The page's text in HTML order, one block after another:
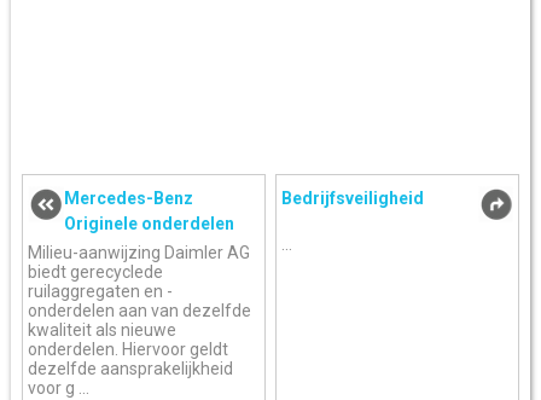
Mercedes-Benz
Originele onderdelen
Milieu-aanwijzing Daimler AG
biedt gerecyclede
ruilaggregaten en -
onderdelen aan van dezelfde
kwaliteit als nieuwe
onderdelen. Hiervoor geldt
dezelfde aansprakelijkheid
voor g ...
Bedrijfsveiligheid
...